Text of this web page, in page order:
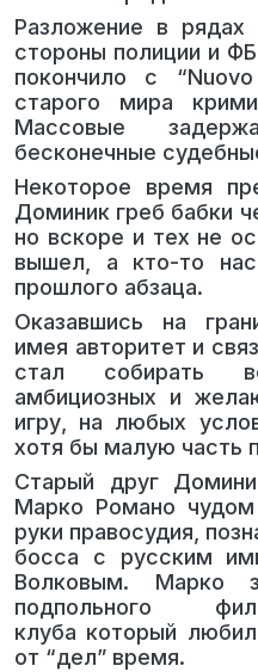
Разложение в рядах
стороны полиции и
покончило с
старого мира
Массовые
бесконечные
Некоторое время
Доминик греб бабки
но вскоре и тех не
вышел, а кто-то
прошлого абзаца.
Оказавшись на
имея авторитет и
стал собирать
амбициозных и
игру, на любых
хотя бы малую часть
Старый друг
Марко Романо
руки правосудия,
босса с русским
Волковым. Марко
подпольного
клуба который
от “дел” время.